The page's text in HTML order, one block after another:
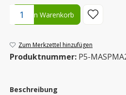
Produkt Anzahl: Gib den
In den Warenkorb
Zum Merkzettel hinzufügen
Produktnummer: P5-
Beschreibung